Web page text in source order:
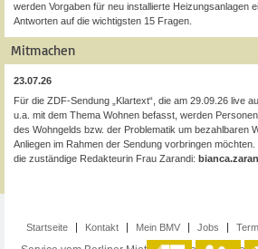
werden Vorgaben für neu installierte Heizungsanlagen
Antworten auf die wichtigsten 15 Fragen.
Mitmachen
23.07.26
Für die ZDF-Sendung „Klartext“, die am 29.09.26 live
u.a. mit dem Thema Wohnen befasst, werden
des Wohngelds bzw. der Problematik um bezahlbaren
Anliegen im Rahmen der Sendung vorbringen
die zuständige Redakteurin Frau Zarandi:
Startseite Kontakt Mein BMV Jobs